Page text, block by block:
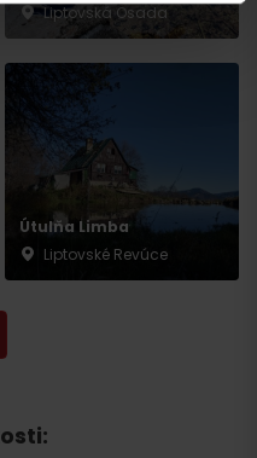
Liptovská Osada
Útulňa Limba
Liptovské Revúce